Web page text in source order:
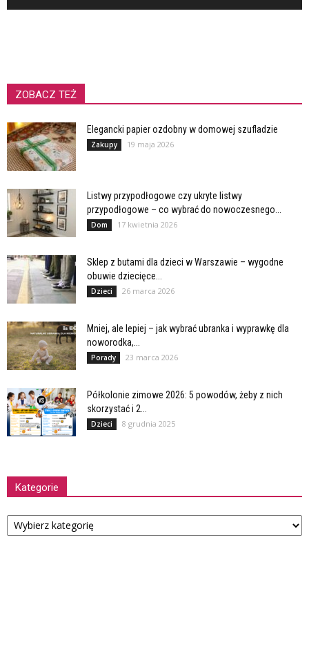
ZOBACZ TEŻ
Elegancki papier ozdobny w domowej szufladzie
Zakupy 19 maja 2026
Listwy przypodłogowe czy ukryte listwy
przypodłogowe – co wybrać do nowoczesnego...
Dom 17 kwietnia 2026
Sklep z butami dla dzieci w Warszawie – wygodne
obuwie dziecięce...
Dzieci 26 marca 2026
Mniej, ale lepiej – jak wybrać ubranka i wyprawkę dla
noworodka,...
Porady 23 marca 2026
Półkolonie zimowe 2026: 5 powodów, żeby z nich
skorzystać i 2...
Dzieci 8 grudnia 2025
Kategorie
Kategorie